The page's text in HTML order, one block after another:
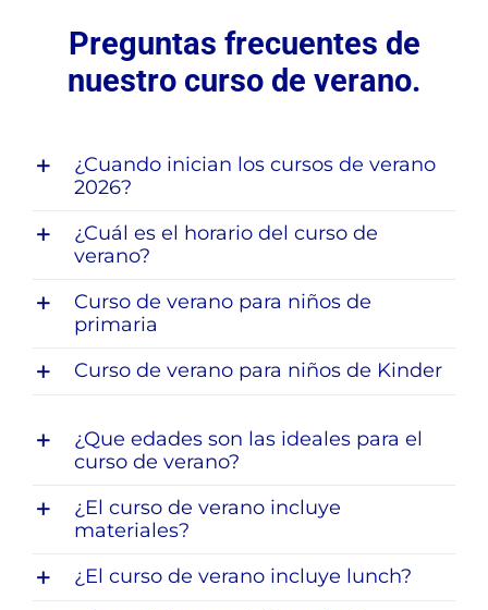
Preguntas frecuentes de
nuestro curso de verano.
¿Cuando inician los cursos de verano
2026?
¿Cuál es el horario del curso de
verano?
Curso de verano para niños de
primaria
Curso de verano para niños de Kinder
¿Que edades son las ideales para el
curso de verano?
¿El curso de verano incluye
materiales?
¿El curso de verano incluye lunch?